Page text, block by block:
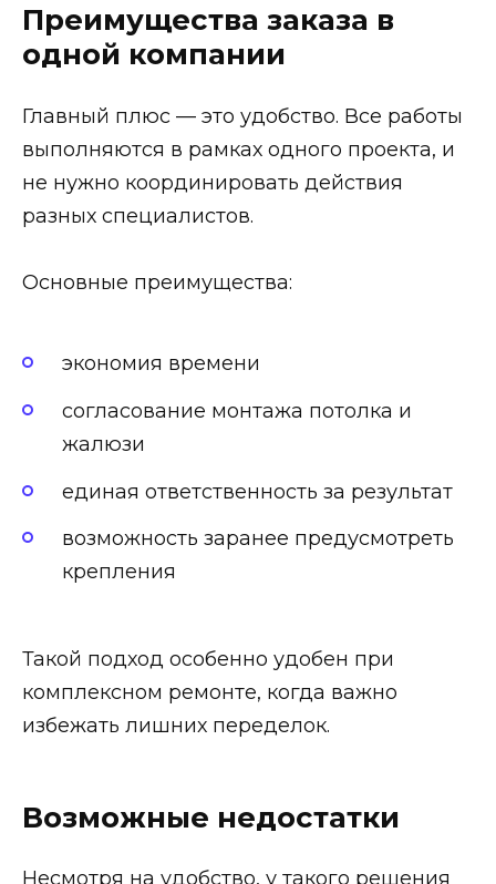
Преимущества заказа в
одной компании
Главный плюс — это удобство. Все работы
выполняются в рамках одного проекта, и
не нужно координировать действия
разных специалистов.
Основные преимущества:
экономия времени
согласование монтажа потолка и
жалюзи
единая ответственность за результат
возможность заранее предусмотреть
крепления
Такой подход особенно удобен при
комплексном ремонте, когда важно
избежать лишних переделок.
Возможные недостатки
Несмотря на удобство, у такого решения